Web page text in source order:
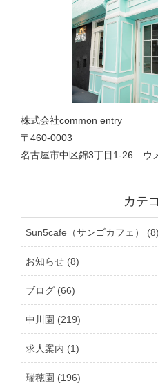
株式会社common entry
〒460-0003
名古屋市中区錦3丁目1‐26 ウ
カテ
Sun5cafe（サンゴカフェ） (8)
お知らせ (8)
ブログ (66)
中川園 (219)
求人案内 (1)
瑞穂園 (196)